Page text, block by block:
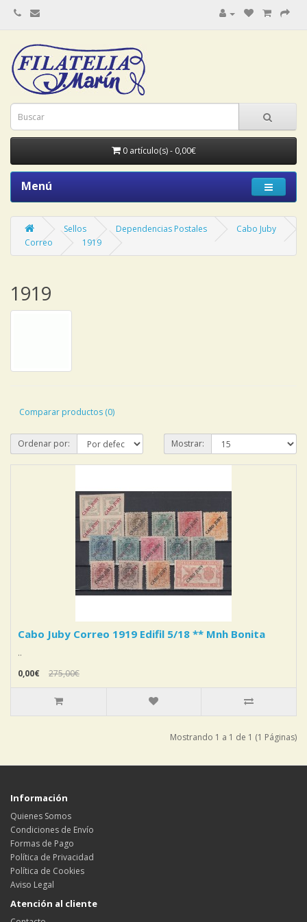
0 artículo(s) - 0,00€
Menú
Sellos Dependencias Postales
Cabo Juby
Correo
1919
1919
Comparar productos (0)
Ordenar por: Mostrar:
Cabo Juby Correo 1919 Edifil 5/18 ** Mnh Bonita
..
0,00€
275,00€
Mostrando 1 a 1 de 1 (1 Páginas)
Información
Quienes Somos
Condiciones de Envío
Formas de Pago
Política de Privacidad
Política de Cookies
Aviso Legal
Atención al cliente